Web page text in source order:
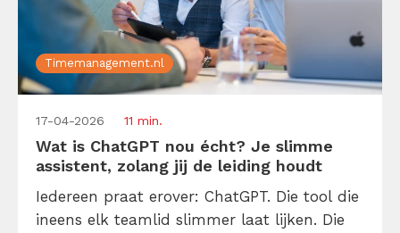
Timemanagement.nl
17-04-2026 11 min.
Wat is ChatGPT nou écht? Je slimme
assistent, zolang jij de leiding houdt
Iedereen praat erover: ChatGPT. Die tool die
ineens elk teamlid slimmer laat lijken. Die